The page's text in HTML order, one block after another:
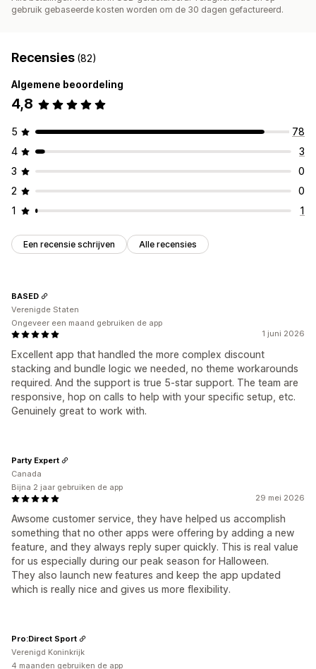
gebruik gebaseerde kosten worden om de 30 dagen gefactureerd.
Recensies (82)
Algemene beoordeling
4,8
5
78
4
3
3
0
2
0
1
1
Een recensie schrijven Alle recensies
1 juni 2026
Excellent app that handled the more complex discount
stacking and bundle logic we needed, no theme workarounds
required. And the support is true 5-star support. The team are
responsive, hop on calls to help with your specific setup, etc.
Genuinely great to work with.
BASED
Verenigde Staten
Ongeveer een maand gebruiken de app
29 mei 2026
Awsome customer service, they have helped us accomplish
something that no other apps were offering by adding a new
feature, and they always reply super quickly. This is real value
for us especially during our peak season for Halloween.
They also launch new features and keep the app updated
which is really nice and gives us more flexibility.
Party Expert
Canada
Bijna 2 jaar gebruiken de app
Pro:Direct Sport
Verenigd Koninkrijk
4 maanden gebruiken de app